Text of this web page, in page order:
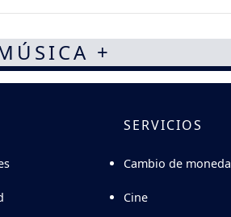
+
SERVICIOS
Cambio de moneda
Cine